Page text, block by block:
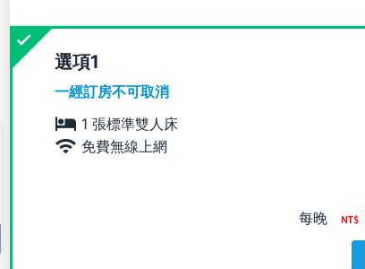
選項
一經訂房不可取消
1 張標準雙人床
免費無線上網
每晚